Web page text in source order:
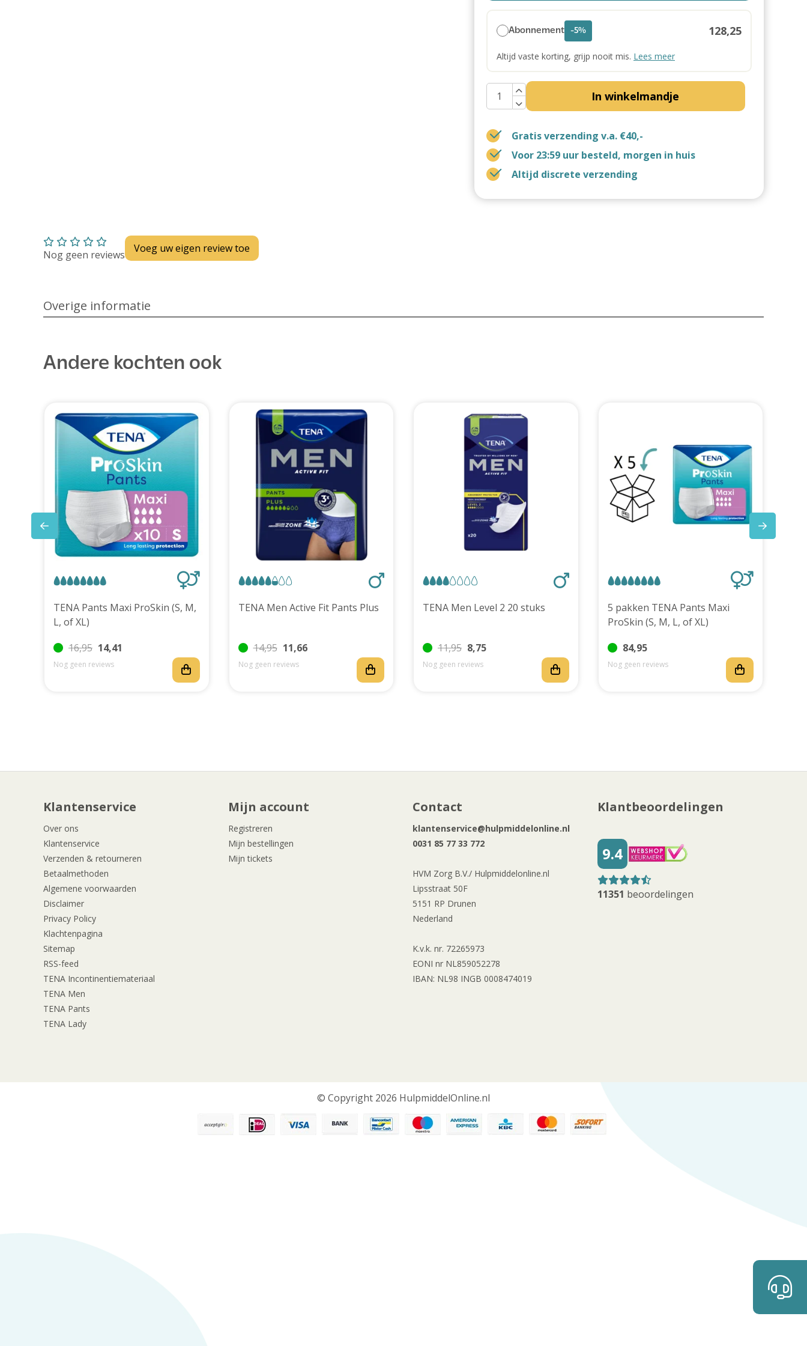
Abonnement -5% 128,25
Altijd vaste korting, grijp nooit mis. Lees meer
In winkelmandje
Gratis verzending v.a. €40,-
Voor 23:59 uur besteld, morgen in huis
Altijd discrete verzending
Nog geen reviews Voeg uw eigen review toe
Overige informatie
Andere kochten ook
TENA Pants Maxi ProSkin (S, M,
L, of XL)
16,95 14,41
Nog geen reviews
TENA Men Active Fit Pants Plus
14,95 11,66
Nog geen reviews
TENA Men Level 2 20 stuks
11,95 8,75
Nog geen reviews
5 pakken TENA Pants Maxi
ProSkin (S, M, L, of XL)
84,95
Nog geen reviews
Klantenservice
Over ons
Klantenservice
Verzenden & retourneren
Betaalmethoden
Algemene voorwaarden
Disclaimer
Privacy Policy
Klachtenpagina
Sitemap
RSS-feed
TENA Incontinentiemateriaal
TENA Men
TENA Pants
TENA Lady
Mijn account
Registreren
Mijn bestellingen
Mijn tickets
Contact
klantenservice@hulpmiddelonline.nl
0031 85 77 33 772
HVM Zorg B.V./ Hulpmiddelonline.nl
Lipsstraat 50F
5151 RP Drunen
Nederland
K.v.k. nr. 72265973
EONI nr NL859052278
IBAN: NL98 INGB 0008474019
Klantbeoordelingen
9.4
11351 beoordelingen
© Copyright 2026 HulpmiddelOnline.nl